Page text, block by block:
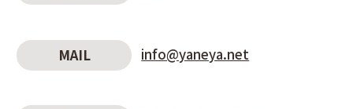
MAIL info@yaneya.net